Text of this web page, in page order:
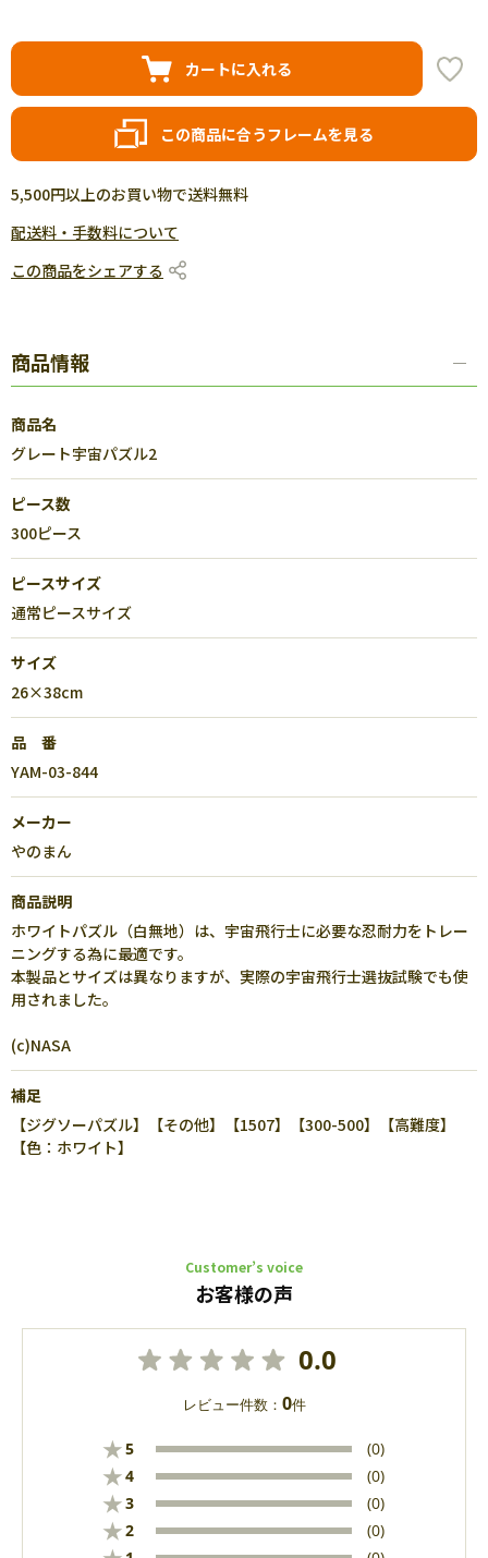
カートに入れる
この商品に合うフレームを見る
5,500円以上のお買い物で送料無料
配送料・手数料について
この商品をシェアする
商品情報
商品名
グレート宇宙パズル2
ピース数
300ピース
ピースサイズ
通常ピースサイズ
サイズ
26×38cm
品 番
YAM-03-844
メーカー
やのまん
商品説明
ホワイトパズル（白無地）は、宇宙飛行士に必要な忍耐力をトレー
ニングする為に最適です。
本製品とサイズは異なりますが、実際の宇宙飛行士選抜試験でも使
用されました。
(c)NASA
補足
【ジグソーパズル】【その他】【1507】【300-500】【高難度】
【色：ホワイト】
Customer’s voice
お客様の声
0.0
レビュー件数： 0件
★5 (0)
★4 (0)
★3 (0)
★2 (0)